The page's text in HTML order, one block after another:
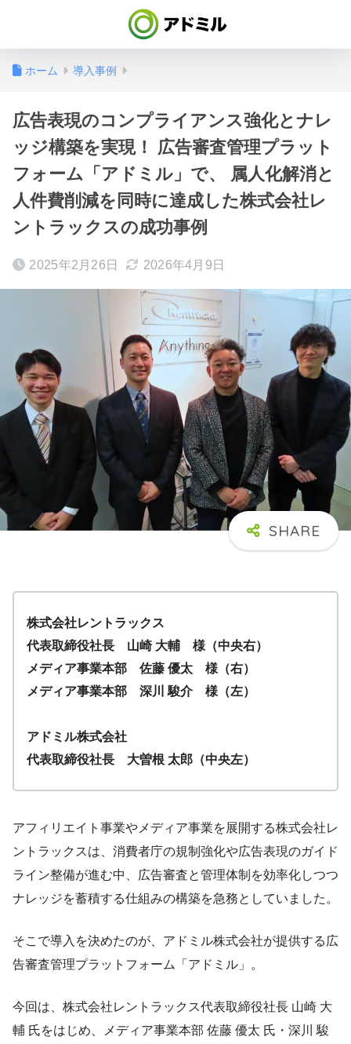
ホーム 導入事例
広告表現のコンプライアンス強化とナレ
ッジ構築を実現！ 広告審査管理プラット
フォーム「アドミル」で、 属人化解消と
人件費削減を同時に達成した株式会社レ
ントラックスの成功事例
2025年2月26日 2026年4月9日
株式会社レントラックス
代表取締役社長 山崎 大輔 様（中央右）
メディア事業本部 佐藤 優太 様（右）
メディア事業本部 深川 駿介 様（左）
アドミル株式会社
代表取締役社長 大曽根 太郎（中央左）
アフィリエイト事業やメディア事業を展開する株式会社レ
ントラックスは、消費者庁の規制強化や広告表現のガイド
ライン整備が進む中、広告審査と管理体制を効率化しつつ
ナレッジを蓄積する仕組みの構築を急務としていました。
そこで導入を決めたのが、アドミル株式会社が提供する広
告審査管理プラットフォーム「アドミル」。
今回は、株式会社レントラックス代表取締役社長 山崎 大
輔 氏をはじめ、メディア事業本部 佐藤 優太 氏・深川 駿